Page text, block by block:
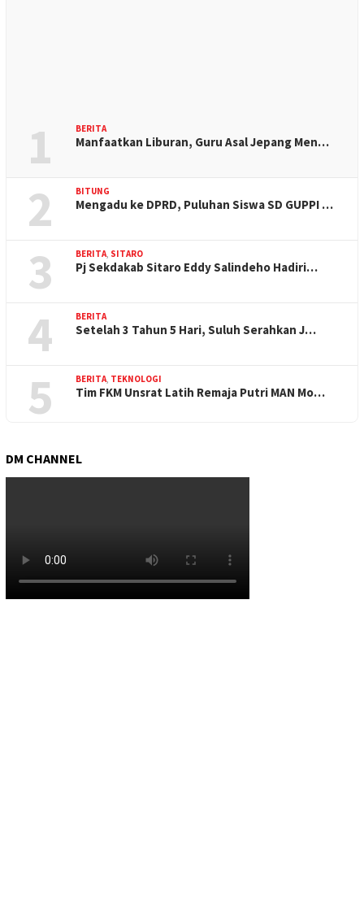
1 BERITA
Manfaatkan Liburan, Guru Asal Jepang Men…
2 BITUNG
Mengadu ke DPRD, Puluhan Siswa SD GUPPI …
3 BERITA SITARO
Pj Sekdakab Sitaro Eddy Salindeho Hadiri…
4 BERITA
Setelah 3 Tahun 5 Hari, Suluh Serahkan J…
5 BERITA TEKNOLOGI
Tim FKM Unsrat Latih Remaja Putri MAN Mo…
DM CHANNEL